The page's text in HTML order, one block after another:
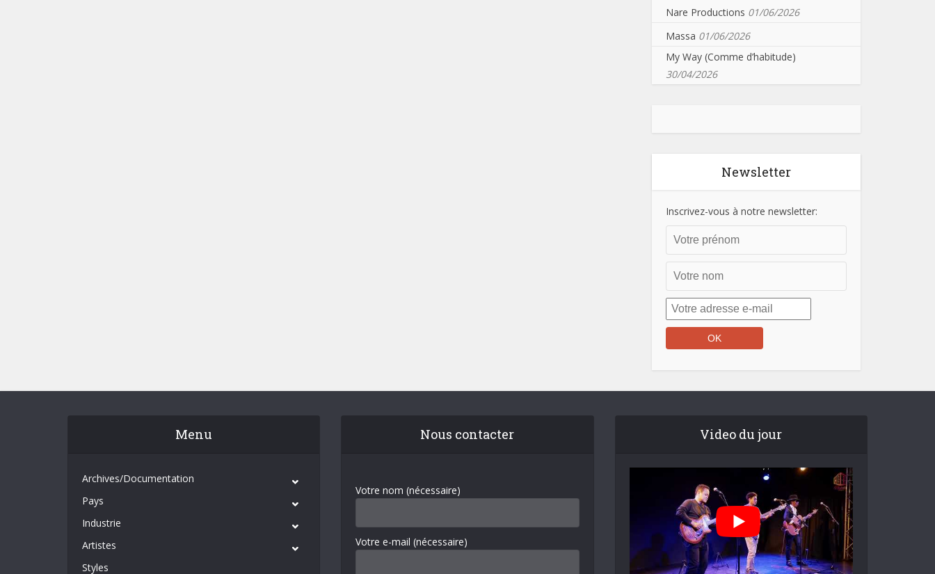
Nare Productions 01/06/2026
Massa 01/06/2026
My Way (Comme d’habitude)
30/04/2026
Newsletter
Inscrivez-vous à notre newsletter:
Menu
Archives/Documentation
Pays
Industrie
Artistes
Styles
Nous contacter
Votre nom (nécessaire)
Votre e-mail (nécessaire)
Video du jour